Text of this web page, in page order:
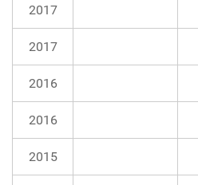
2017
2017
2016
2016
2015